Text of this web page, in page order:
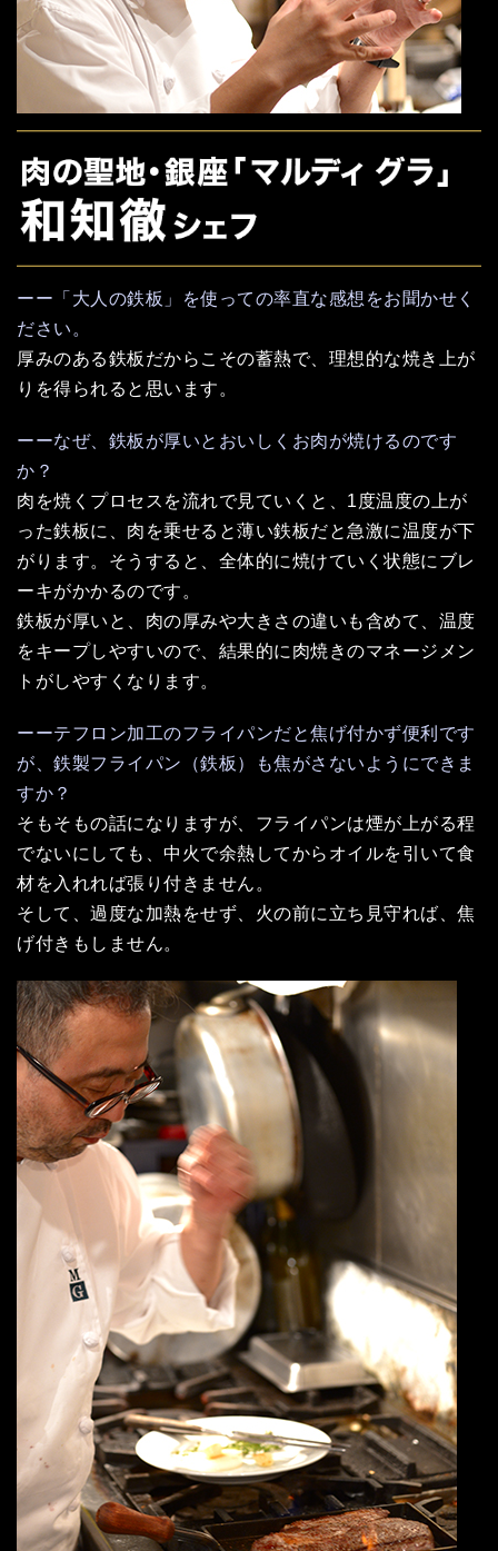
ーー「大人の鉄板」を使っての率直な感想をお聞かせく
ださい。
厚みのある鉄板だからこその蓄熱で、理想的な焼き上が
りを得られると思います。
ーーなぜ、鉄板が厚いとおいしくお肉が焼けるのです
か？
肉を焼くプロセスを流れで見ていくと、1度温度の上が
った鉄板に、肉を乗せると薄い鉄板だと急激に温度が下
がります。そうすると、全体的に焼けていく状態にブレ
ーキがかかるのです。
鉄板が厚いと、肉の厚みや大きさの違いも含めて、温度
をキープしやすいので、結果的に肉焼きのマネージメン
トがしやすくなります。
ーーテフロン加工のフライパンだと焦げ付かず便利です
が、鉄製フライパン（鉄板）も焦がさないようにできま
すか？
そもそもの話になりますが、フライパンは煙が上がる程
でないにしても、中火で余熱してからオイルを引いて食
材を入れれば張り付きません。
そして、過度な加熱をせず、火の前に立ち見守れば、焦
げ付きもしません。